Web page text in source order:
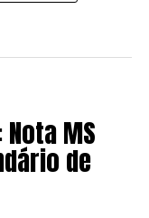
MS
de